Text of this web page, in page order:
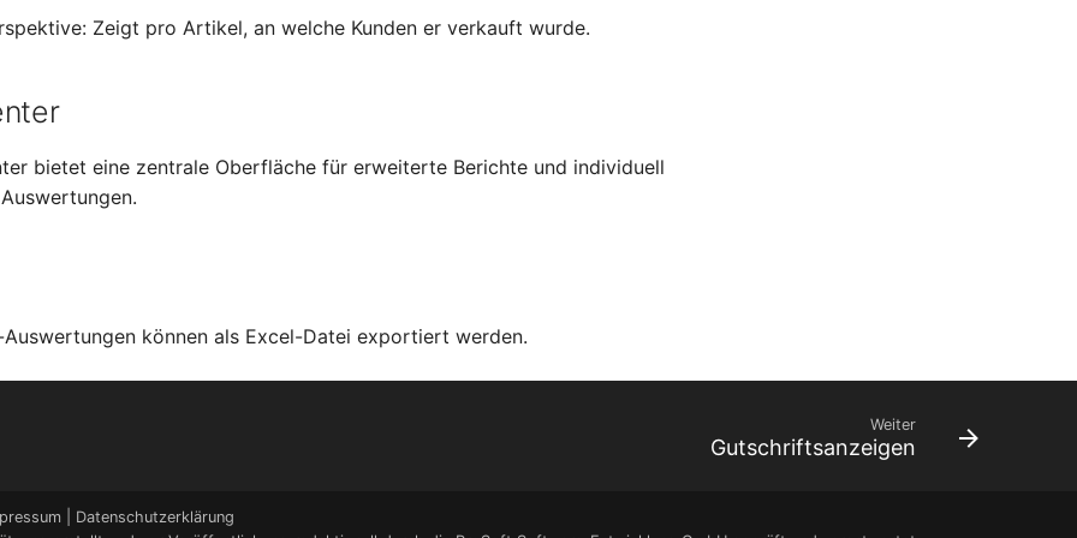
Zeigt pro Artikel, an welche Kunden er verkauft wurde.
bietet eine zentrale Oberfläche für erweiterte Berichte und individuell
können als Excel-Datei exportiert werden.
Weiter
Gutschriftsanzeigen
Datenschutzerklärung